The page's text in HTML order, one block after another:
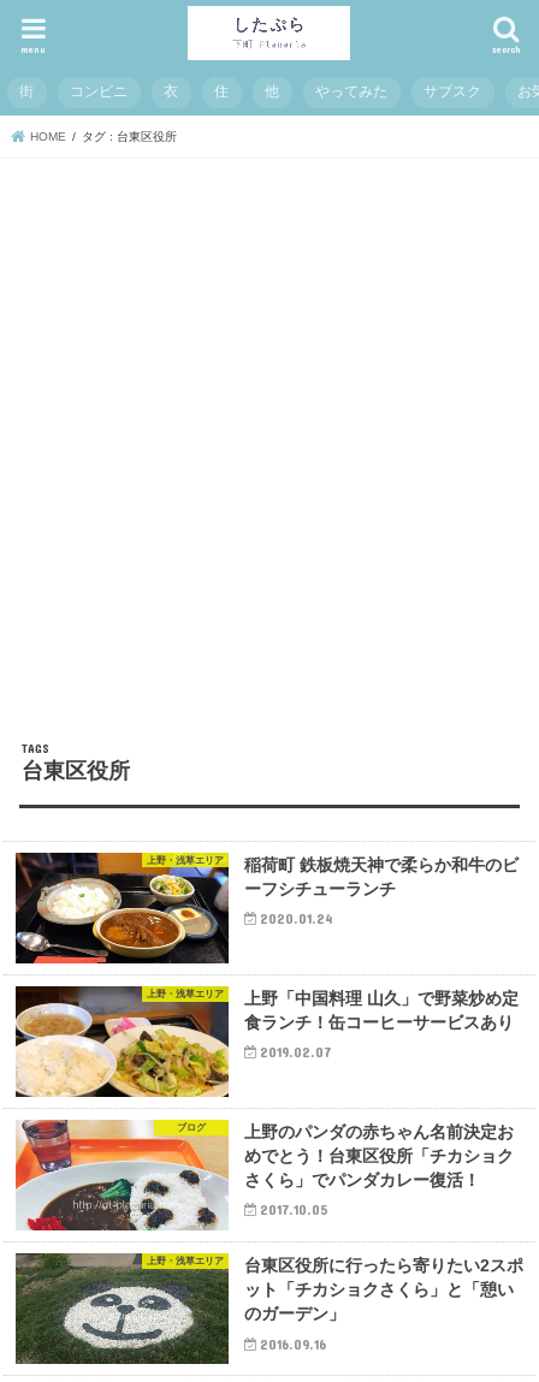
search
menu
街 コンビニ 衣 住 他 やってみた サブスク お
HOME タグ : 台東区役所
台東区役所
上野・浅草エリア
稲荷町 鉄板焼天神で柔らか和牛のビ
ーフシチューランチ
2020.01.24
上野・浅草エリア
上野「中国料理 山久」で野菜炒め定
食ランチ！缶コーヒーサービスあり
2019.02.07
ブログ
上野のパンダの赤ちゃん名前決定お
めでとう！台東区役所「チカショク
さくら」でパンダカレー復活！
2017.10.05
上野・浅草エリア
台東区役所に行ったら寄りたい2スポ
ット「チカショクさくら」と「憩い
のガーデン」
2016.09.16